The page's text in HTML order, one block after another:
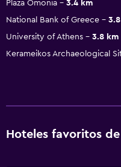
Plaza Omonia
3.4 km
National Bank of Greece
University of Athens
3.8 km
Kerameikos Archaeological
Hoteles favoritos